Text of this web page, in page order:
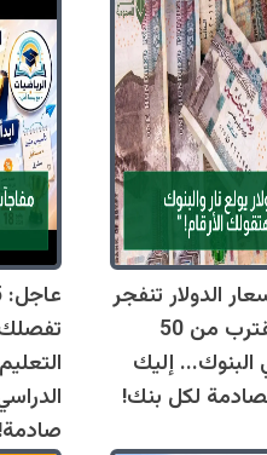
الدولار تنفجر
اليوم وتقترب من 50
البنوك... إليك
لكل بنك!
صادمة!